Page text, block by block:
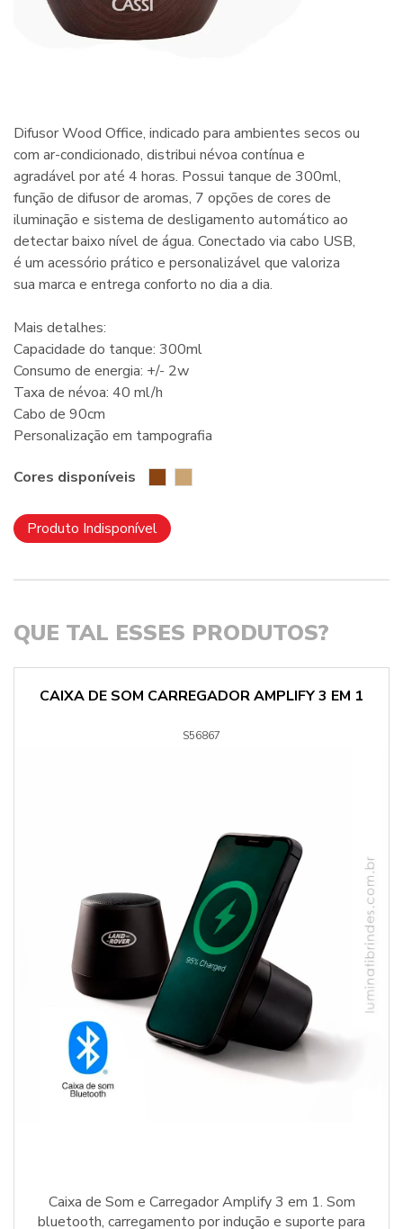
Difusor Wood Office, indicado para ambientes secos ou
com ar-condicionado, distribui névoa contínua e
agradável por até 4 horas. Possui tanque de 300ml,
função de difusor de aromas, 7 opções de cores de
iluminação e sistema de desligamento automático ao
detectar baixo nível de água. Conectado via cabo USB,
é um acessório prático e personalizável que valoriza
sua marca e entrega conforto no dia a dia.
Mais detalhes:
Capacidade do tanque: 300ml
Consumo de energia: +/- 2w
Taxa de névoa: 40 ml/h
Cabo de 90cm
Personalização em tampografia
Cores disponíveis
Produto Indisponível
QUE TAL ESSES PRODUTOS?
CAIXA DE SOM CARREGADOR AMPLIFY 3 EM 1
S56867
Caixa de Som e Carregador Amplify 3 em 1. Som
bluetooth, carregamento por indução e suporte para